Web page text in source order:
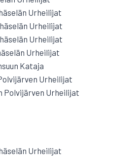
Urheilijat
Urheilijat
Urheilijat
Urheilijat
Kataja
Urheilijat
Polvijärven Urheilijat
Urheilijat